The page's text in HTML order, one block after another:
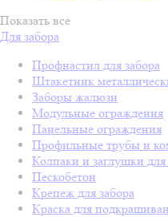
Показать все
Для забора
Профнастил для забора
Штакетник
Заборы жалюзи
Модульные ограждения
Панельные ограждения
Профильные трубы и
Колпаки и заглушки для
Пескобетон
Крепеж для забора
Краска для